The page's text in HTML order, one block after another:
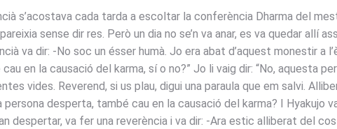
s’acostava cada tarda a escoltar la conferència Dharma del
sense dir res. Però un dia no se’n va anar, es va quedar allí
va dir: -No soc un ésser humà. Jo era abat d’aquest monestir a
en la causació del karma, sí o no?” Jo li vaig dir: “No, aquesta
vides. Reverend, si us plau, digui una paraula que em salvi.
desperta, també cau en la causació del karma? I Hyakujo
despertar, va fer una reverència i va dir: -Ara estic alliberat del